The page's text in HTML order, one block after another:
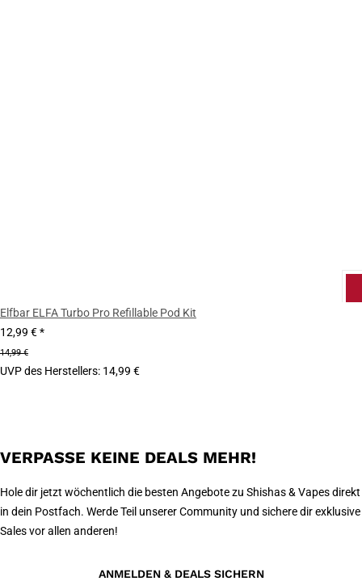
Elfbar ELFA Turbo Pro Refillable Pod Kit
12,99 €*
14,99 €
UVP des Herstellers: 14,99 €
VERPASSE KEINE DEALS MEHR!
Hole dir jetzt wöchentlich die besten Angebote zu Shishas & Vapes direkt
in dein Postfach. Werde Teil unserer Community und sichere dir exklusive
Sales vor allen anderen!
ANMELDEN & DEALS SICHERN